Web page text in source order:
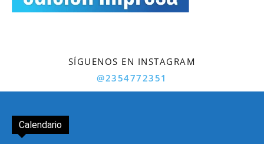
SÍGUENOS EN INSTAGRAM
@2354772351
Calendario